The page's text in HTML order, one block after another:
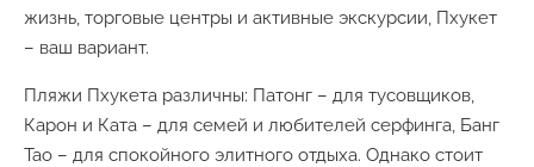
жизнь, торговые центры и активные экскурсии, Пхукет
– ваш вариант.
Пляжи Пхукета различны: Патонг – для тусовщиков,
Карон и Ката – для семей и любителей серфинга, Банг
Тао – для спокойного элитного отдыха. Однако стоит